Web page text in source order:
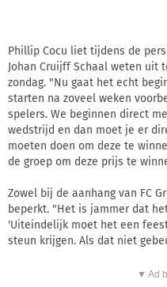
Phillip Cocu liet tijdens de
Johan Cruijff Schaal weten uit
zondag. "Nu gaat het echt
starten na zoveel weken
spelers. We beginnen direct
wedstrijd en dan moet je er
moeten doen om deze te
de groep om deze prijs te
Zowel bij de aanhang van FC
beperkt. "Het is jammer dat
'Uiteindelijk moet het een
steun krijgen. Als dat niet
▼ Ad